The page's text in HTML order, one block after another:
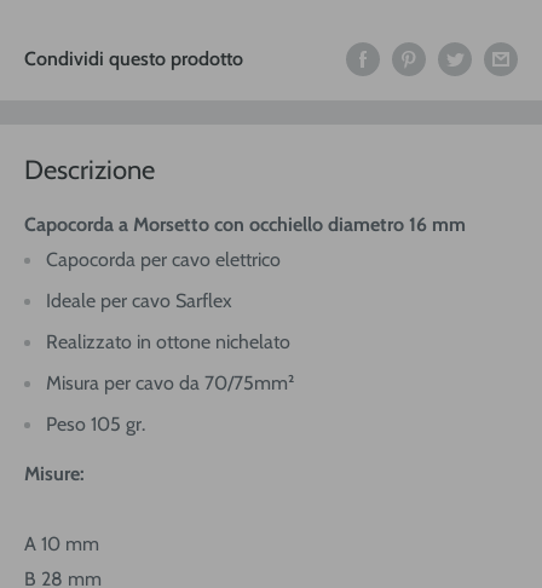
Condividi questo prodotto
Descrizione
Capocorda a Morsetto con occhiello diametro 16 mm
Capocorda per cavo elettrico
Ideale per cavo Sarflex
Realizzato in ottone nichelato
Misura per cavo da 70/75mm²
Peso 105 gr.
Misure:
A 10 mm
B 28 mm